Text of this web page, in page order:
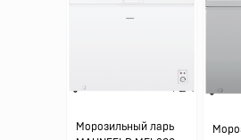
Морозильный ларь